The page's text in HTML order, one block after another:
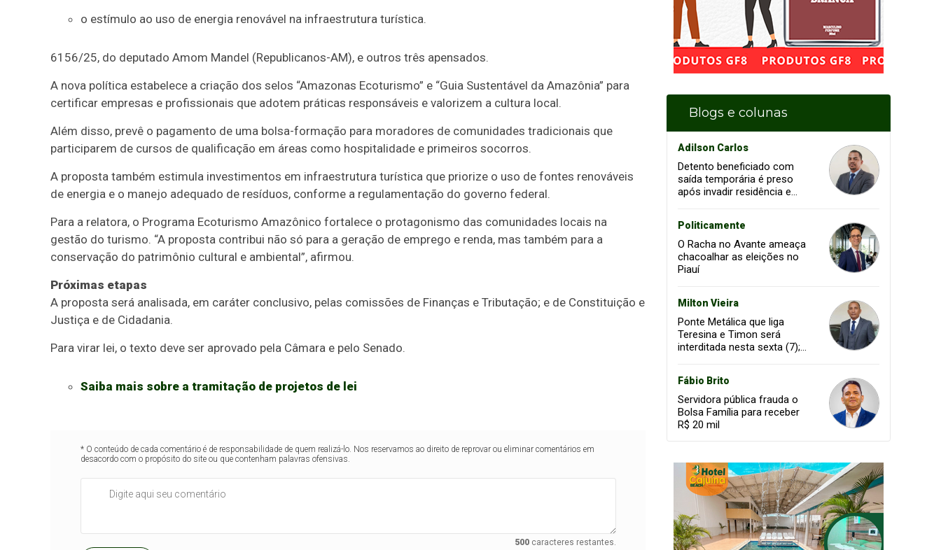
o estímulo ao uso de energia renovável na infraestrutura turística.
6156/25, do deputado Amom Mandel (Republicanos-AM), e outros três apensados.
A nova política estabelece a criação dos selos “Amazonas Ecoturismo” e “Guia Sustentável da Amazônia” para
certificar empresas e profissionais que adotem práticas responsáveis e valorizem a cultura local.
Além disso, prevê o pagamento de uma bolsa-formação para moradores de comunidades tradicionais que
participarem de cursos de qualificação em áreas como hospitalidade e primeiros socorros.
A proposta também estimula investimentos em infraestrutura turística que priorize o uso de fontes renováveis
de energia e o manejo adequado de resíduos, conforme a regulamentação do governo federal.
Para a relatora, o Programa Ecoturismo Amazônico fortalece o protagonismo das comunidades locais na
gestão do turismo. “A proposta contribui não só para a geração de emprego e renda, mas também para a
conservação do patrimônio cultural e ambiental”, afirmou.
Próximas etapas
A proposta será analisada, em caráter conclusivo, pelas comissões de Finanças e Tributação; e de Constituição e
Justiça e de Cidadania.
Para virar lei, o texto deve ser aprovado pela Câmara e pelo Senado.
Saiba mais sobre a tramitação de projetos de lei
* O conteúdo de cada comentário é de responsabilidade de quem realizá-lo. Nos reservamos ao direito de reprovar ou eliminar comentários em
desacordo com o propósito do site ou que contenham palavras ofensivas.
500caracteres restantes.
Blogs e colunas
Adilson Carlos
Detento beneficiado com
saída temporária é preso
após invadir residência e
Politicamente
O Racha no Avante ameaça
chacoalhar as eleições no
Piauí
Milton Vieira
Ponte Metálica que liga
Teresina e Timon será
interditada nesta sexta (7);
Fábio Brito
Servidora pública frauda o
Bolsa Família para receber
R$ 20 mil